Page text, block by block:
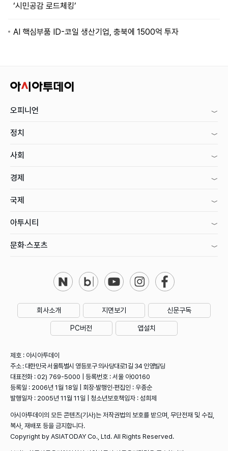
‘시민공감 로드체킹’
AI 핵심부품 ID-코일 생산기업, 충북에 1500억 투자
오피니언
정치
사회
경제
국제
아투시티
문화·스포츠
회사소개 지면보기 신문구독
PC버전 앱설치
제호 : 아시아투데이
주소 : 대한민국 서울특별시 영등포구 의사당대로1길 34 인영빌딩
대표전화 : 02) 769-5000 | 등록번호 : 서울 아00160
등록일 : 2006년 1월 18일 | 회장·발행인·편집인 : 우종순
발행일자 : 2005년 11월 11일 | 청소년보호책임자 : 성희제
아시아투데이의 모든 콘텐츠(기사)는 저작권법의 보호를 받으며, 무단전재 및 수집,
복사, 재배포 등을 금지합니다.
Copyright by ASIATODAY Co., Ltd. All Rights Reserved.